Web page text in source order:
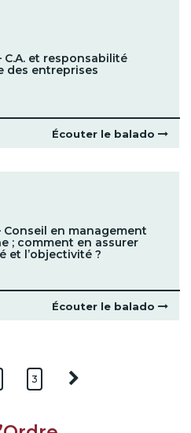
C.A. et responsabilité
des entreprises
Écouter le balado
Conseil en management
; comment en assurer
et l’objectivité ?
Écouter le balado
3